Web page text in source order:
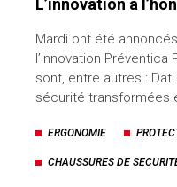
L’innovation à
Mardi ont été
l’Innovation Préventica
sont, entre autres :
sécurité transformées
ERGONOMIE
CHAUSSURES DE